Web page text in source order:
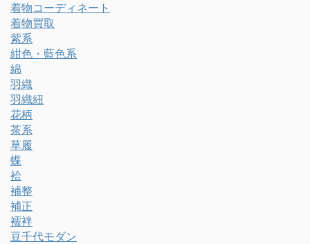
着物コーディネート
着物買取
紫系
紺色・藍色系
綿
羽織
羽織紐
花柄
茶系
草履
蝶
袷
補整
補正
襦袢
豆千代モダン